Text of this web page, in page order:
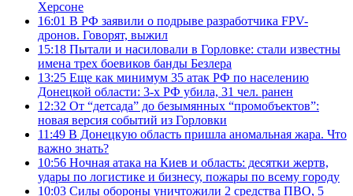
Херсоне
16:01 В РФ заявили о подрыве разработчика FPV-
дронов. Говорят, выжил
15:18 Пытали и насиловали в Горловке: стали известны
имена трех боевиков банды Безлера
13:25 Еще как минимум 35 атак РФ по населению
Донецкой области: 3-х РФ убила, 31 чел. ранен
12:32 От “детсада” до безымянных “промобъектов”:
новая версия событий из Горловки
11:49 В Донецкую область пришла аномальная жара. Что
важно знать?
10:56 Ночная атака на Киев и область: десятки жертв,
удары по логистике и бизнесу, пожары по всему городу
10:03 Силы обороны уничтожили 2 средства ПВО, 5